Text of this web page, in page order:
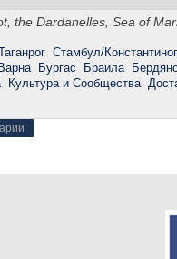
the Dardanelles, Sea of
Стамбул/
Варна Бургас Браила
Культура и Сообщества